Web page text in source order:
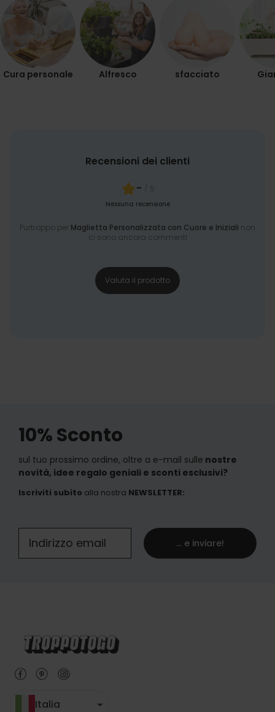
Cura personale Alfresco sfacciato
Recensioni dei clienti
- / 5
Nessuna recensione
Purtroppo per Maglietta Personalizzata con Cuore e Iniziali non
ci sono ancora commenti
Valuta il prodotto
10% Sconto
sul tuo prossimo ordine, oltre a e-mail sulle nostre
novità, idee regalo geniali e sconti esclusivi?
Iscriviti subito alla nostra NEWSLETTER:
... e inviare!
Italia